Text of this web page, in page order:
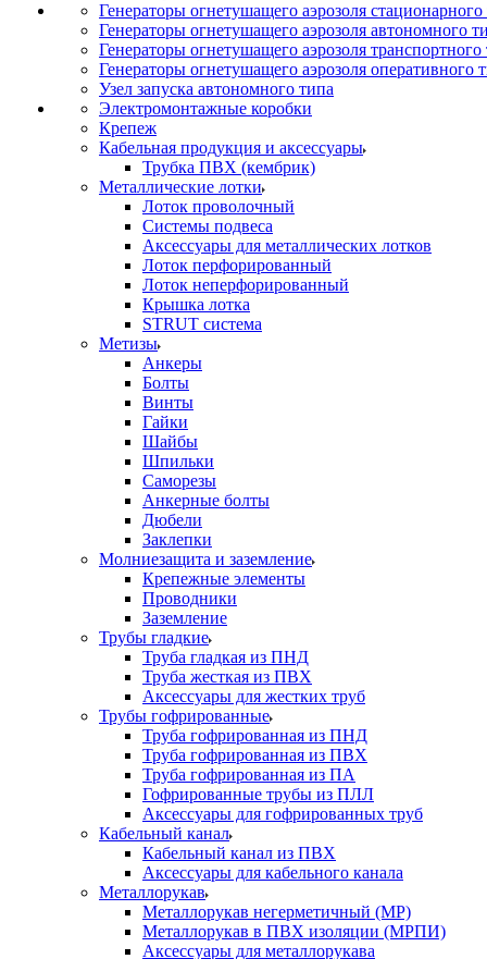
Генераторы огнетушащего аэрозоля стационарного
Генераторы огнетушащего аэрозоля автономного
Генераторы огнетушащего аэрозоля транспортного
Генераторы огнетушащего аэрозоля оперативного
Узел запуска автономного типа
Электромонтажные коробки
Крепеж
Кабельная продукция и аксессуары
Трубка ПВХ (кембрик)
Металлические лотки
Лоток проволочный
Системы подвеса
Аксессуары для металлических лотков
Лоток перфорированный
Лоток неперфорированный
Крышка лотка
STRUT система
Метизы
Анкеры
Болты
Винты
Гайки
Шайбы
Шпильки
Саморезы
Анкерные болты
Дюбели
Заклепки
Молниезащита и заземление
Крепежные элементы
Проводники
Заземление
Трубы гладкие
Труба гладкая из ПНД
Труба жесткая из ПВХ
Аксессуары для жестких труб
Трубы гофрированные
Труба гофрированная из ПНД
Труба гофрированная из ПВХ
Труба гофрированная из ПА
Гофрированные трубы из ПЛЛ
Аксессуары для гофрированных труб
Кабельный канал
Кабельный канал из ПВХ
Аксессуары для кабельного канала
Металлорукав
Металлорукав негерметичный (МР)
Металлорукав в ПВХ изоляции (МРПИ)
Аксессуары для металлорукава